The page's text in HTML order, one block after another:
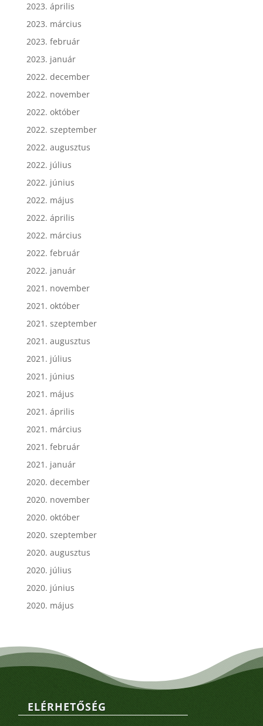
2023. április
2023. március
2023. február
2023. január
2022. december
2022. november
2022. október
2022. szeptember
2022. augusztus
2022. július
2022. június
2022. május
2022. április
2022. március
2022. február
2022. január
2021. november
2021. október
2021. szeptember
2021. augusztus
2021. július
2021. június
2021. május
2021. április
2021. március
2021. február
2021. január
2020. december
2020. november
2020. október
2020. szeptember
2020. augusztus
2020. július
2020. június
2020. május
ELÉRHETŐSÉG